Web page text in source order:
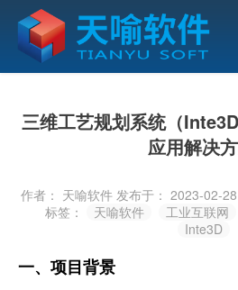
三维工艺规划系统（
应用解决
作者： 天喻软件 发布于： 2023-02-
标签：
天喻软件 工业互联网
Inte3D
一、项目背景